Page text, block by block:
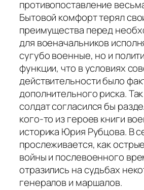
противопоставление
Бытовой комфорт терял
преимущества перед
для военачальников
сугубо военные, но и
функции, что в условиях
действительности было
дополнительного риска.
солдат согласился бы
кого-то из героев книги
историка Юрия Рубцова. В
прослеживается, как
войны и послевоенного
отразились на судьбах
генералов и маршалов.